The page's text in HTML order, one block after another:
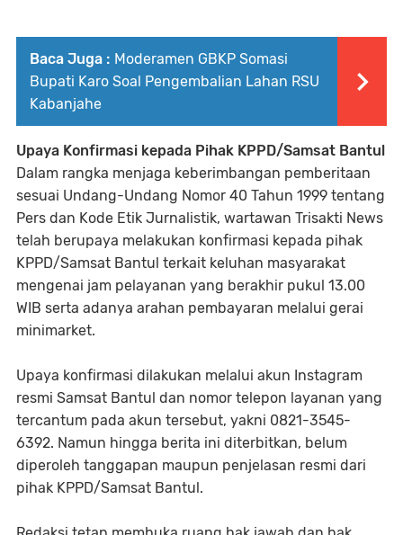
Baca Juga : Moderamen GBKP Somasi
Bupati Karo Soal Pengembalian Lahan RSU
Kabanjahe
Upaya Konfirmasi kepada Pihak KPPD/Samsat Bantul
Dalam rangka menjaga keberimbangan pemberitaan
sesuai Undang-Undang Nomor 40 Tahun 1999 tentang
Pers dan Kode Etik Jurnalistik, wartawan Trisakti News
telah berupaya melakukan konfirmasi kepada pihak
KPPD/Samsat Bantul terkait keluhan masyarakat
mengenai jam pelayanan yang berakhir pukul 13.00
WIB serta adanya arahan pembayaran melalui gerai
minimarket.
Upaya konfirmasi dilakukan melalui akun Instagram
resmi Samsat Bantul dan nomor telepon layanan yang
tercantum pada akun tersebut, yakni 0821-3545-
6392. Namun hingga berita ini diterbitkan, belum
diperoleh tanggapan maupun penjelasan resmi dari
pihak KPPD/Samsat Bantul.